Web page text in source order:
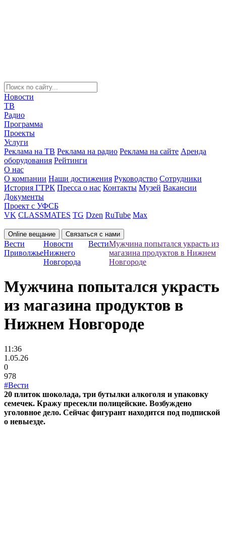
Новости
ТВ
Радио
Программа
Проекты
Услуги
Реклама на ТВ Реклама на радио Реклама на сайте Аренда
оборудования Рейтинги
О нас
О компании Наши достижения Руководство Сотрудники
История ГТРК Пресса о нас Контакты Музей Вакансии
Документы
Проект с УФСБ
VK CLASSMATES TG Dzen RuTube Max
Online вещание Связаться с нами
Вести
Приволжье
Новости
Нижнего
Новгорода
ВестиМужчина попытался украсть из
магазина продуктов в Нижнем
Новгороде
Мужчина попытался украсть
из магазина продуктов в
Нижнем Новгороде
11:36
1.05.26
0
978
#Вести
20 плиток шоколада, три бутылки алкоголя и упаковку
семечек. Кражу пресекли полицейские. Возбуждено
уголовное дело. Сейчас фигурант находится под подпиской
о невыезде.